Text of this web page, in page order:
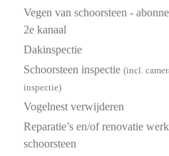
Vegen van schoorsteen -
2e kanaal
Dakinspectie
Schoorsteen inspectie (incl.
inspectie)
Vogelnest verwijderen
Reparatie’s en/of renovatie
schoorsteen